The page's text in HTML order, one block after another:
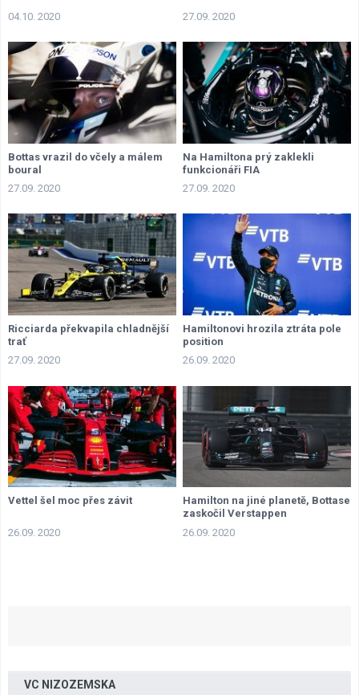
04.10. 2020 27.09. 2020
Bottas vrazil do včely a málem
boural
27.09. 2020
Na Hamiltona prý zaklekli
funkcionáři FIA
27.09. 2020
Ricciarda překvapila chladnější
trať
27.09. 2020
Hamiltonovi hrozila ztráta pole
position
26.09. 2020
Vettel šel moc přes závit
26.09. 2020
Hamilton na jiné planetě, Bottase
zaskočil Verstappen
26.09. 2020
VC NIZOZEMSKA